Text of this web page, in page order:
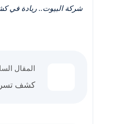
شركة البيوت.. ريادة في
المقال
كشف